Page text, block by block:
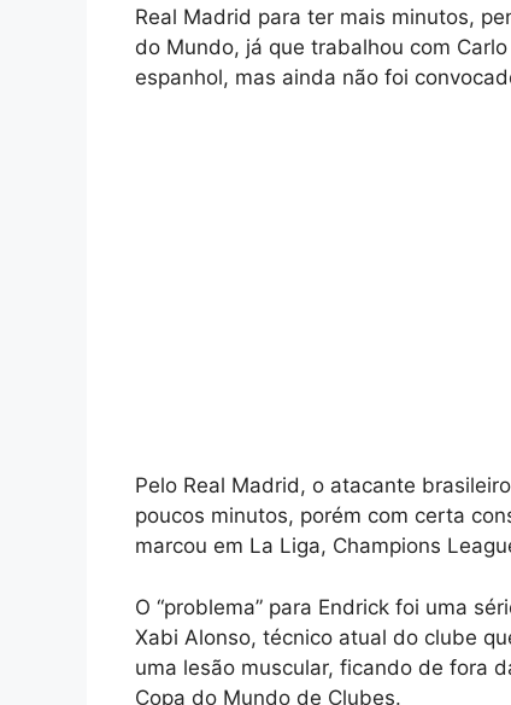
Real Madrid para ter mais minutos,
do Mundo, já que trabalhou com
espanhol, mas ainda não foi
Pelo Real Madrid, o atacante
poucos minutos, porém com certa
marcou em La Liga, Champions
O “problema” para Endrick foi uma
Xabi Alonso, técnico atual do clube
uma lesão muscular, ficando de fora
Copa do Mundo de Clubes.